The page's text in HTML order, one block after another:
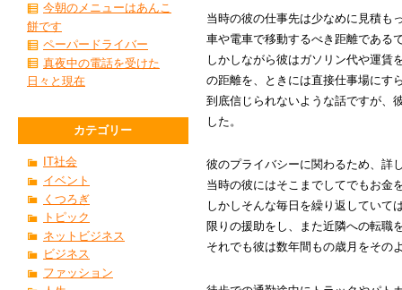
当時の彼の仕事先は少なめに見積も
車や電車で移動するべき距離である
しかしながら彼はガソリン代や運賃
の距離を、ときには直接仕事場にす
到底信じられないような話ですが、
した。
彼のプライバシーに関わるため、詳
当時の彼にはそこまでしてでもお金
しかしそんな毎日を繰り返していて
限りの援助をし、また近隣への転職
それでも彼は数年間もの歳月をその
今朝のメニューはあんこ
餅です
ペーパードライバー
真夜中の電話を受けた
日々と現在
カテゴリー
IT社会
イベント
くつろぎ
トピック
ネットビジネス
ビジネス
ファッション